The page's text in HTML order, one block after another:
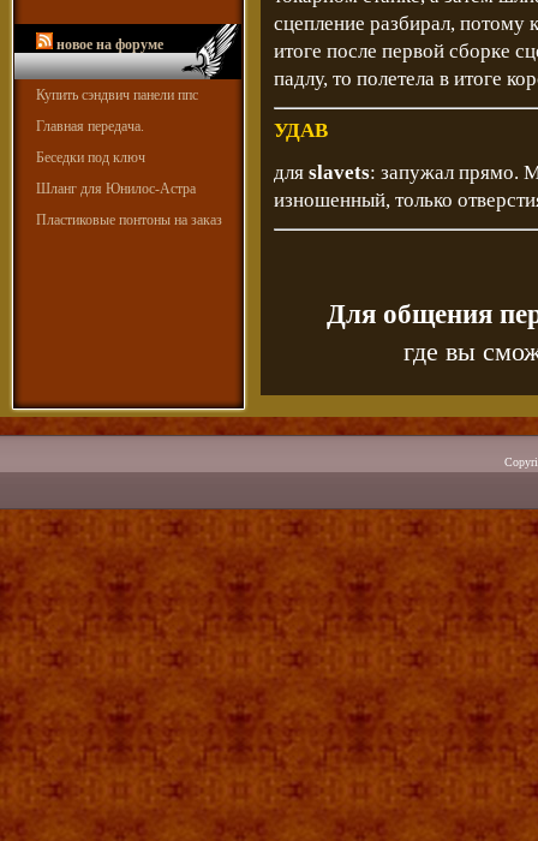
новое на форуме
Купить сэндвич панели ппс
Главная передача.
Беседки под ключ
Шланг для Юнилос-Астра
Пластиковые понтоны на заказ
сцепление разбирал, потому
итоге после первой сборке
падлу, то полетела в итоге
УДАВ
для slavets: запужал прямо.
изношенный, только
Для общения
где вы